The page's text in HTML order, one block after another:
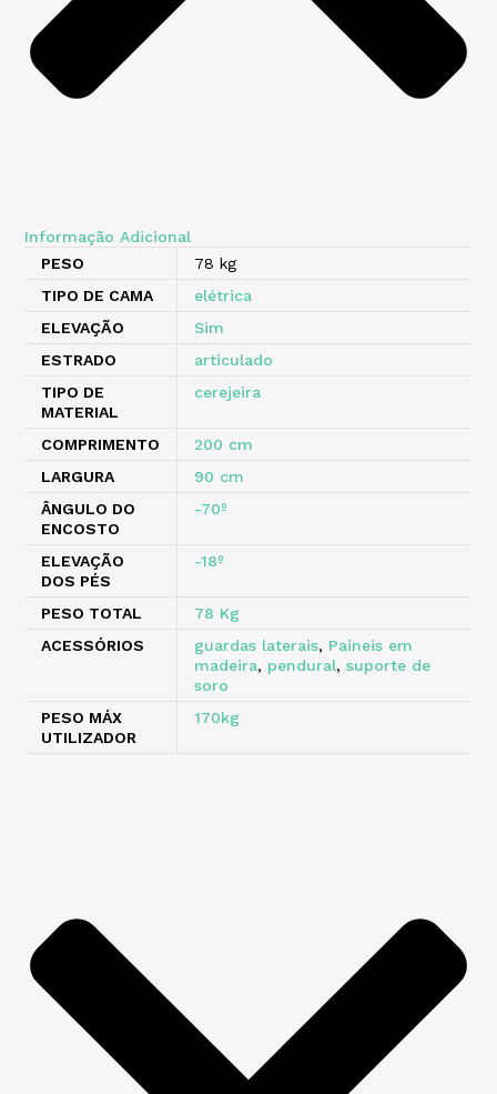
Informação Adicional
PESO
78 kg
TIPO DE CAMA
elétrica
ELEVAÇÃO
Sim
ESTRADO
articulado
TIPO DE
MATERIAL
cerejeira
COMPRIMENTO
200 cm
LARGURA
90 cm
ÂNGULO DO
ENCOSTO
-70º
ELEVAÇÃO
DOS PÉS
-18º
PESO TOTAL
78 Kg
ACESSÓRIOS
guardas laterais, Paineis em
madeira, pendural,suporte de
soro
PESO MÁX
UTILIZADOR
170kg